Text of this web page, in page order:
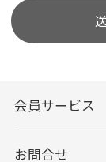
会員サービス
お問合せ